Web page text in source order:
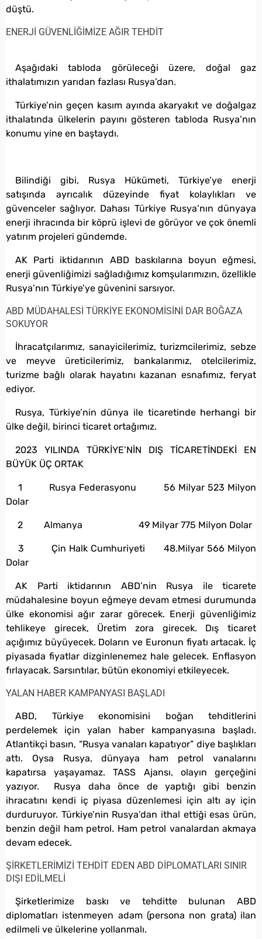
düştü.
ENERJİ GÜVENLİĞİMİZE AĞIR TEHDİT
Aşağıdaki tabloda görüleceği üzere, doğal gaz
ithalatımızın yarıdan fazlası Rusya’dan.
Türkiye’nin geçen kasım ayında akaryakıt ve doğalgaz
ithalatında ülkelerin payını gösteren tabloda Rusya’nın
konumu yine en baştaydı.
Bilindiği gibi, Rusya Hükümeti, Türkiye’ye enerji
satışında ayrıcalık düzeyinde fiyat kolaylıkları ve
güvenceler sağlıyor. Dahası Türkiye Rusya’nın dünyaya
enerji ihracında bir köprü işlevi de görüyor ve çok önemli
yatırım projeleri gündemde.
AK Parti iktidarının ABD baskılarına boyun eğmesi,
enerji güvenliğimizi sağladığımız komşularımızın, özellikle
Rusya’nın Türkiye’ye güvenini sarsıyor.
ABD MÜDAHALESİ TÜRKİYE EKONOMİSİNİ DAR BOĞAZA
SOKUYOR
İhracatçılarımız, sanayicilerimiz, turizmcilerimiz, sebze
ve meyve üreticilerimiz, bankalarımız, otelcilerimiz,
turizme bağlı olarak hayatını kazanan esnafımız, feryat
ediyor.
Rusya, Türkiye’nin dünya ile ticaretinde herhangi bir
ülke değil, birinci ticaret ortağımız.
2023 YILINDA TÜRKİYE’NİN DIŞ TİCARETİNDEKİ EN
BÜYÜK ÜÇ ORTAK
1 Rusya Federasyonu 56 Milyar 523 Milyon
Dolar
2 Almanya 49 Milyar 775 Milyon Dolar
3 Çin Halk Cumhuriyeti 48.Milyar 566 Milyon
Dolar
AK Parti iktidarının ABD’nin Rusya ile ticarete
müdahalesine boyun eğmeye devam etmesi durumunda
ülke ekonomisi ağır zarar görecek. Enerji güvenliğimiz
tehlikeye girecek, Üretim zora girecek. Dış ticaret
açığımız büyüyecek. Doların ve Euronun fiyatı artacak. İç
piyasada fiyatlar dizginlenemez hale gelecek. Enflasyon
fırlayacak. Sarsıntılar, bütün ekonomiyi etkileyecek.
YALAN HABER KAMPANYASI BAŞLADI
ABD, Türkiye ekonomisini boğan tehditlerini
perdelemek için yalan haber kampanyasına başladı.
Atlantikçi basın, “Rusya vanaları kapatıyor” diye başlıkları
attı. Oysa Rusya, dünyaya ham petrol vanalarını
kapatırsa yaşayamaz. TASS Ajansı, olayın gerçeğini
yazıyor. Rusya daha önce de yaptığı gibi benzin
ihracatını kendi iç piyasa düzenlemesi için altı ay için
durduruyor. Türkiye’nin Rusya’dan ithal ettiği esas ürün,
benzin değil ham petrol. Ham petrol vanalardan akmaya
devam edecek.
ŞİRKETLERİMİZİ TEHDİT EDEN ABD DİPLOMATLARI SINIR
DIŞI EDİLMELİ
Şirketlerimize baskı ve tehditte bulunan ABD
diplomatları istenmeyen adam (persona non grata) ilan
edilmeli ve ülkelerine yollanmalı.